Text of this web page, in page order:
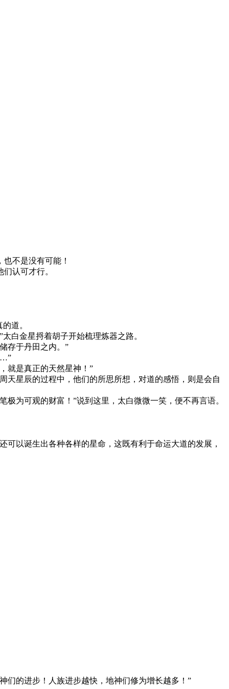
不是没有可能！
认可才行。
道。
白金星捋着胡子开始梳理炼器之路。
存于丹田之内。”
就是真正的天然星神！”
天星辰的过程中，他们的所思所想，对道的感悟，则是会自
为可观的财富！”说到这里，太白微微一笑，便不再言语。
以诞生出各种各样的星命，这既有利于命运大道的发展，
们的进步！人族进步越快，地神们修为增长越多！”